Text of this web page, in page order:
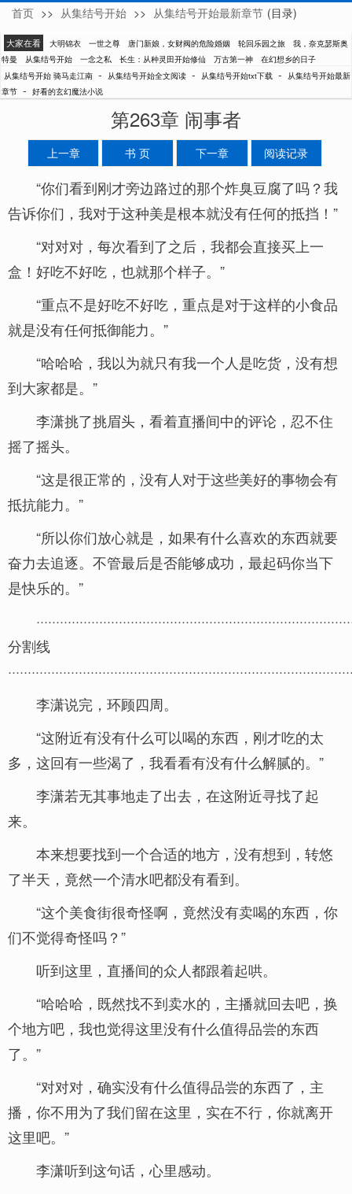
骑马走江南
首页 >> 从集结号开始 >> 从集结号开始最新章节 (目录)
大家在看 大明锦衣 一世之尊 唐门新娘，女财阀的危险婚姻 轮回乐园之旅
我，奈克瑟斯奥
特曼
从集结号开始 一念之私 长生：从种灵田开始修仙 万古第一神
在幻想乡的日子
从集结号开始 骑马走江南 - 从集结号开始全文阅读 - 从集结号开始txt下载 -
从集结号开始最新
章节 - 好看的玄幻魔法小说
第263章 闹事者
上一章 书 页 下一章 阅读记录
“你们看到刚才旁边路过的那个炸臭豆腐了吗？我
告诉你们，我对于这种美是根本就没有任何的抵挡！”
“对对对，每次看到了之后，我都会直接买上一
盒！好吃不好吃，也就那个样子。”
“重点不是好吃不好吃，重点是对于这样的小食品
就是没有任何抵御能力。”
“哈哈哈，我以为就只有我一个人是吃货，没有想
到大家都是。”
李潇挑了挑眉头，看着直播间中的评论，忍不住
摇了摇头。
“这是很正常的，没有人对于这些美好的事物会有
抵抗能力。”
“所以你们放心就是，如果有什么喜欢的东西就要
奋力去追逐。不管最后是否能够成功，最起码你当下
是快乐的。”
分割线
李潇说完，环顾四周。
“这附近有没有什么可以喝的东西，刚才吃的太
多，这回有一些渴了，我看看有没有什么解腻的。”
李潇若无其事地走了出去，在这附近寻找了起
来。
本来想要找到一个合适的地方，没有想到，转悠
了半天，竟然一个清水吧都没有看到。
“这个美食街很奇怪啊，竟然没有卖喝的东西，你
们不觉得奇怪吗？”
听到这里，直播间的众人都跟着起哄。
“哈哈哈，既然找不到卖水的，主播就回去吧，换
个地方吧，我也觉得这里没有什么值得品尝的东西
了。”
“对对对，确实没有什么值得品尝的东西了，主
播，你不用为了我们留在这里，实在不行，你就离开
这里吧。”
李潇听到这句话，心里感动。